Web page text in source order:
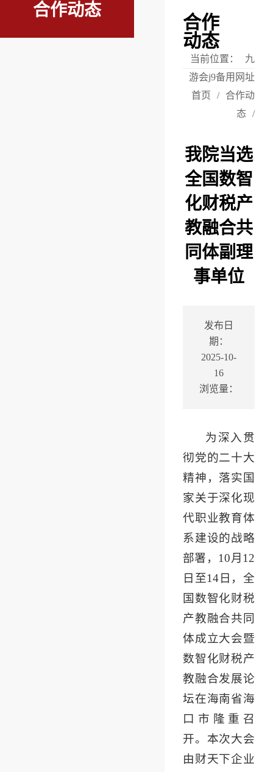
合作动态
合作
动态
当前位置：
九
游会j9备用网址
首页
/
合作动
态 /
我院当选
全国数智
化财税产
教融合共
同体副理
事单位
发布日
期：
2025-10-
16
浏览量：
为深入贯
彻党的二十大
精神，落实国
家关于深化现
代职业教育体
系建设的战略
部署，10月12
日至14日，全
国数智化财税
产教融合共同
体成立大会暨
数智化财税产
教融合发展论
坛在海南省海
口市隆重召
开。本次大会
由财天下企业